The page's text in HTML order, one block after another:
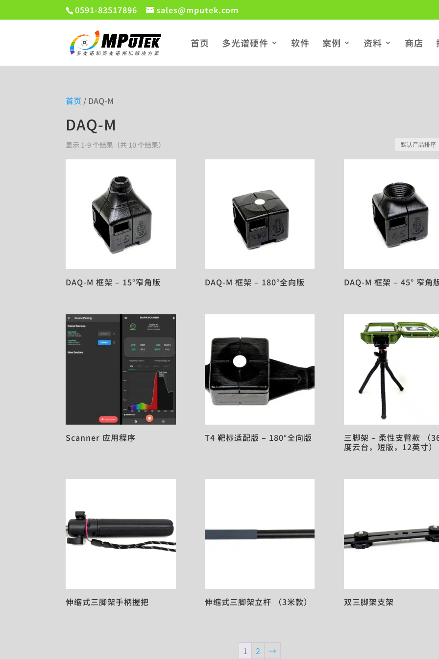
0591-83517896 sales@mputek.com
首页 多光谱硬件 软件 案例 资料 商店
首页 / DAQ-M
DAQ-M
显示 1-9 个结果（共 10 个结果）
DAQ-M 框架 – 15°窄角版 DAQ-M 框架 – 180°全向版 DAQ-M 框架 – 45° 窄角
Scanner 应用程序 T4 靶标适配版 – 180°全向版 三脚架 – 柔性支臂款 （
度云台，短版，12英寸）
伸缩式三脚架手柄握把 伸缩式三脚架立杆 （3米款） 双三脚架支架
1 2 →